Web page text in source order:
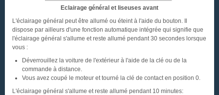
Eclairage général et liseuses avant
L'éclairage général peut être allumé ou éteint à l'aide du bouton. Il
dispose par ailleurs d'une fonction automatique intégrée qui signifie que
l'éclairage général s'allume et reste allumé pendant 30 secondes lorsque
vous :
Déverrouillez la voiture de l'extérieur à l'aide de la clé ou de la
commande à distance.
Vous avez coupé le moteur et tourné la clé de contact en position 0.
L'éclairage général s'allume et reste allumé pendant 10 minutes: